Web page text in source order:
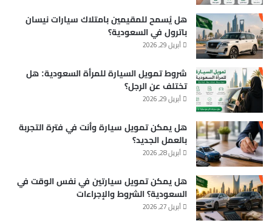
هل يُسمح للمقيمين بامتلاك سيارات نيسان
باترول في السعودية؟
أبريل 29, 2026
شروط تمويل السيارة للمرأة السعودية: هل
تختلف عن الرجل؟
أبريل 29, 2026
هل يمكن تمويل سيارة وأنت في فترة التجربة
بالعمل الجديد؟
أبريل 28, 2026
هل يمكن تمويل سيارتين في نفس الوقت في
السعودية؟ الشروط والإجراءات
أبريل 27, 2026